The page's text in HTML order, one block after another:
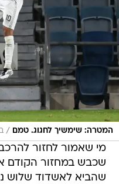
המטרה: שימשיך לחגוג. טמם /
מי שאמור לחזור
שכבש במחזור הקודם
שהביא לאשדוד שלוש